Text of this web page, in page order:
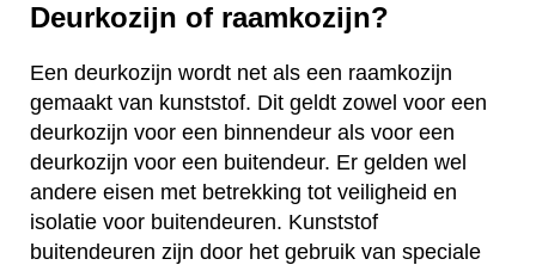
Deurkozijn of raamkozijn?
Een deurkozijn wordt net als een raamkozijn
gemaakt van kunststof. Dit geldt zowel voor een
deurkozijn voor een binnendeur als voor een
deurkozijn voor een buitendeur. Er gelden wel
andere eisen met betrekking tot veiligheid en
isolatie voor buitendeuren. Kunststof
buitendeuren zijn door het gebruik van speciale